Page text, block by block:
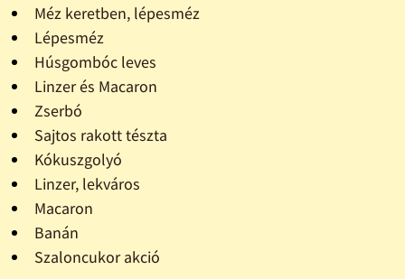
Méz keretben, lépesméz
Lépesméz
Húsgombóc leves
Linzer és Macaron
Zserbó
Sajtos rakott tészta
Kókuszgolyó
Linzer, lekváros
Macaron
Banán
Szaloncukor akció